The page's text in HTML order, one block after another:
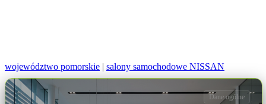
województwo pomorskie | salony samochodowe NISSAN
Dane ogólne